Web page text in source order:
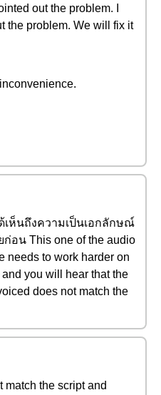
out the problem. I
the problem. We will fix it
เห็นถึงความเป็นเอกลักษณ์
อน This one of the audio
needs to work harder on
you will hear that the
does not match the
match the script and